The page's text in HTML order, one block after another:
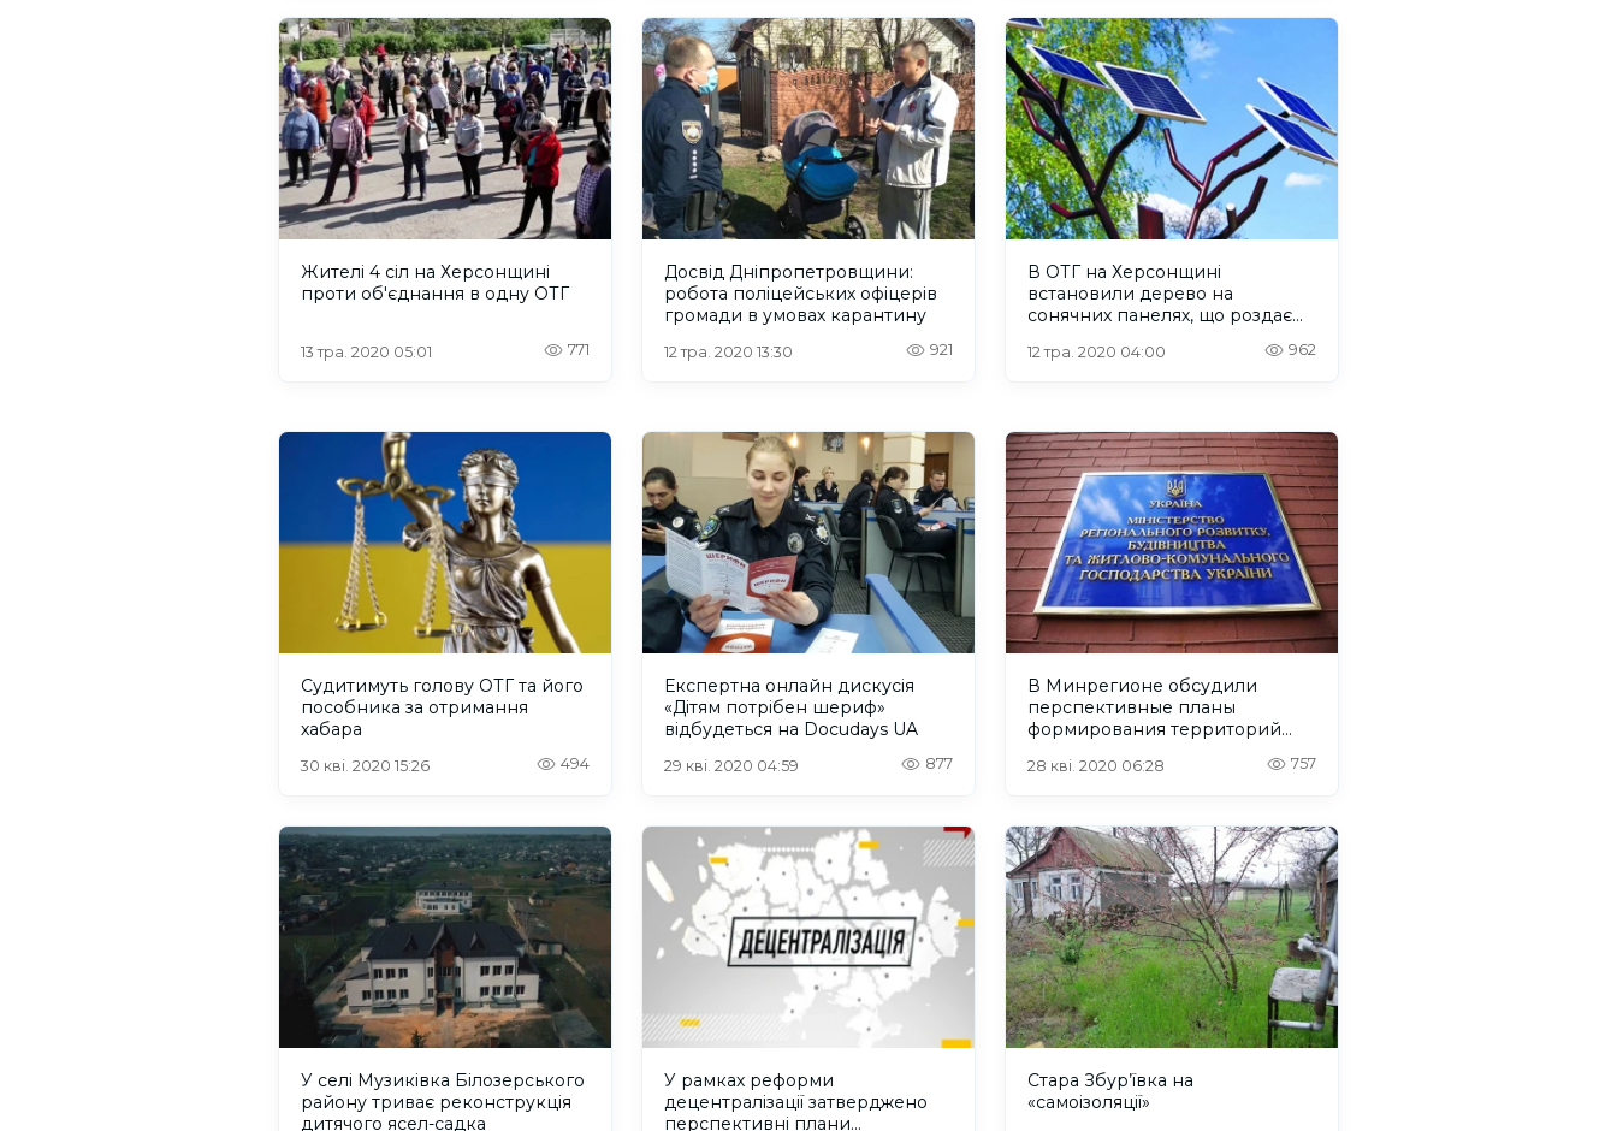
Жителі 4 сіл на Херсонщині
проти об'єднання в одну ОТГ
13 тра. 2020 05:01 771
Досвід Дніпропетровщини:
робота поліцейських офіцерів
громади в умовах карантину
12 тра. 2020 13:30 921
В ОТГ на Херсонщині
встановили дерево на
сонячних панелях, що роздає
12 тра. 2020 04:00 962
Судитимуть голову ОТГ та його
пособника за отримання
хабара
30 кві. 2020 15:26 494
Експертна онлайн дискусія
«Дітям потрібен шериф»
відбудеться на Docudays UA
29 кві. 2020 04:59 877
В Минрегионе обсудили
перспективные планы
формирования территорий
28 кві. 2020 06:28 757
У селі Музиківка Білозерського
району триває реконструкція
дитячого ясел-садка
У рамках реформи
децентралізації затверджено
перспективні плани
Стара Збур’ївка на
«самоізоляції»